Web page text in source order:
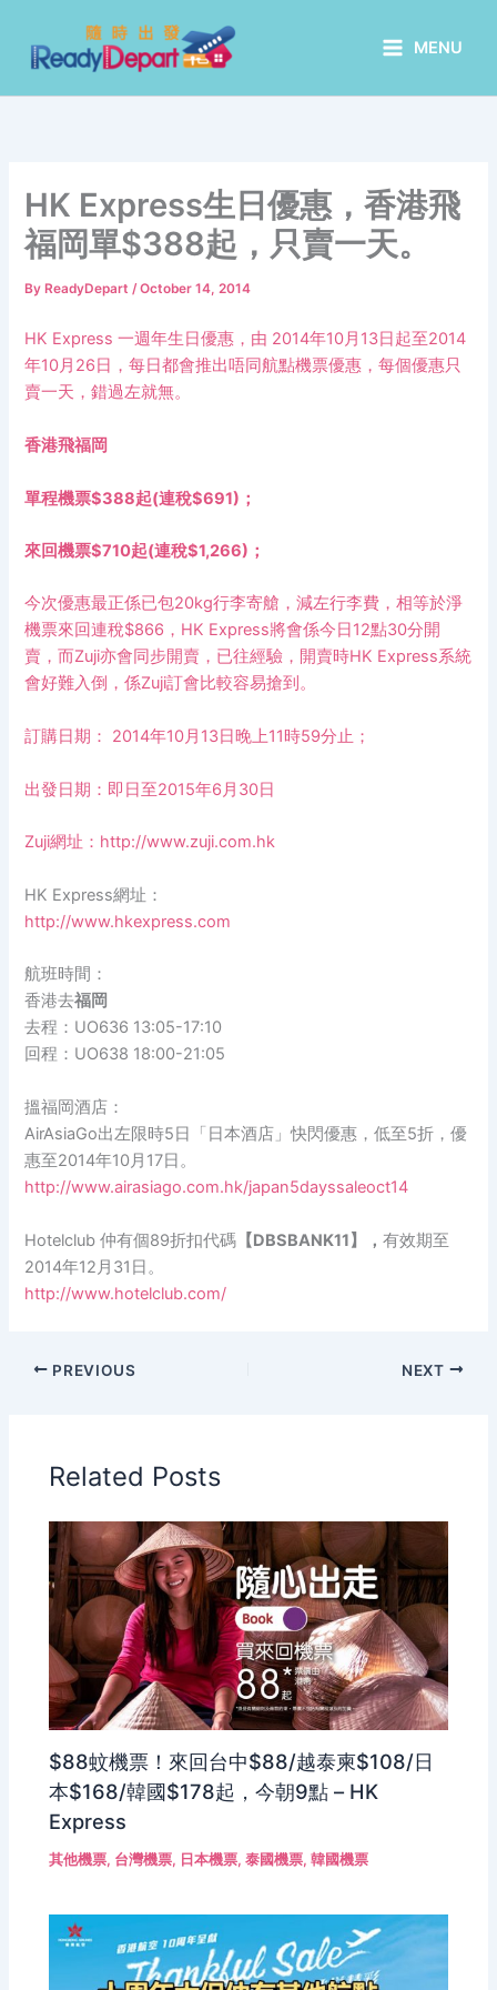
content
MENU
HK Express生日優惠，香港飛
福岡單$388起，只賣一天。
By ReadyDepart/October 14, 2014
HK Express一週年生日優惠，由 2014年10月 13日起至2014
年10月 26日，每日都會推出唔同航點機票優惠，每個優惠只
賣一天，錯過左就無。
香港飛福岡
單程機票$388起(連稅$691) ；
來回機票$710起(連稅$1,266) ；
今次優惠最正係已包20kg行李寄艙，減左行李費，相等於淨
機票來回連稅$866 ， HK Express將會係今日 12點30分開
賣，而Zuji亦會同步開賣，已往經驗，開賣時HK Express系統
會好難入倒，係Zuji訂會比較容易搶到。
訂購日期： 2014年10月 13日晚上11時59分止；
出發日期：即日至2015年6月 30日
Zuji網址： http://www.zuji.com.hk
HK Express網址：
http://www.hkexpress.com
航班時間：
香港去福岡
去程： UO636 13:05-17:10
回程： UO638 18:00-21:05
搵福 岡酒店：
AirAsiaGo出左限時5 日「日本酒店」快閃優惠，低至5折，優
惠至2014年10月 17日。
http://www.airasiago.com.hk/japan5dayssaleoct14
Hotelclub仲有個89折扣代碼 【DBSBANK11 】，有效期至
2014年12月 31 日。
http://www.hotelclub.com/
PREVIOUS NEXT
Related Posts
$88蚊機票！來回台中$88/越泰柬$108/日
本$168/韓國$178起，今朝9點 – HK
Express
其他機票, 台灣機票, 日本機票,泰國機票,韓國機票